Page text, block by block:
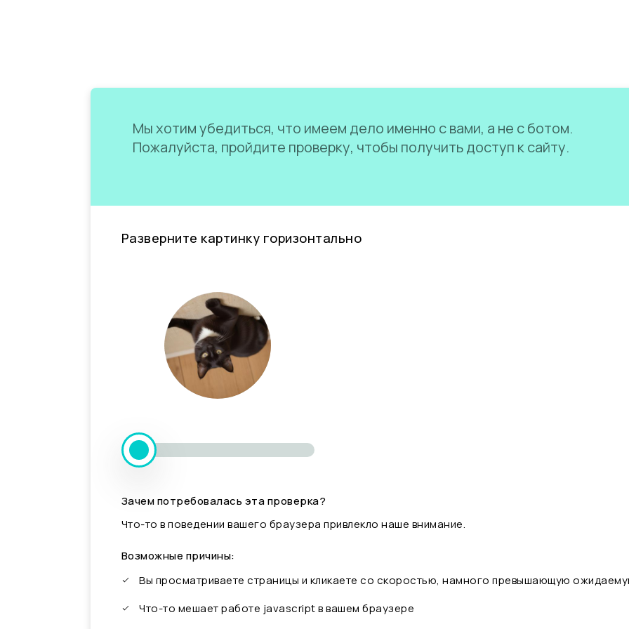
Мы хотим убедиться, что имеем дело именно с вами, а не с ботом.
Пожалуйста, пройдите проверку, чтобы получить доступ к сайту.
Разверните картинку горизонтально
Зачем потребовалась эта проверка?
Что-то в поведении вашего браузера привлекло наше внимание.
Возможные причины:
Вы просматриваете страницы и кликаете со скоростью, намного превышающую
Что-то мешает работе javascript в вашем браузере